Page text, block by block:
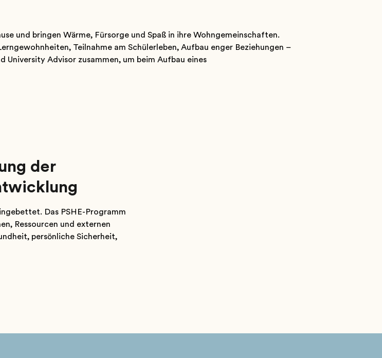
und bringen Wärme, Fürsorge und Spaß in ihre Wohngemeinschaften.
Teilnahme am Schülerleben, Aufbau enger Beziehungen –
Advisor zusammen, um beim Aufbau eines
der
Das PSHE-Programm
Ressourcen und externen
persönliche Sicherheit,